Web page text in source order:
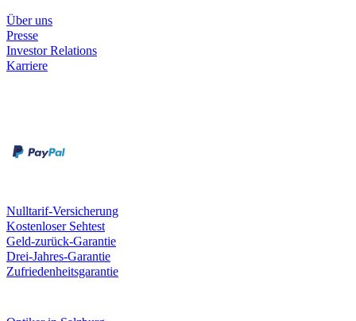
Über uns
Presse
Investor Relations
Karriere
Nulltarif-Versicherung
Kostenloser Sehtest
Geld-zurück-Garantie
Drei-Jahres-Garantie
Zufriedenheitsgarantie